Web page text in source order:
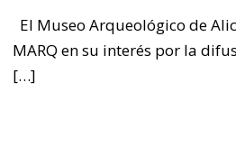
El Museo Arqueológico de
MARQ en su interés por la
[…]